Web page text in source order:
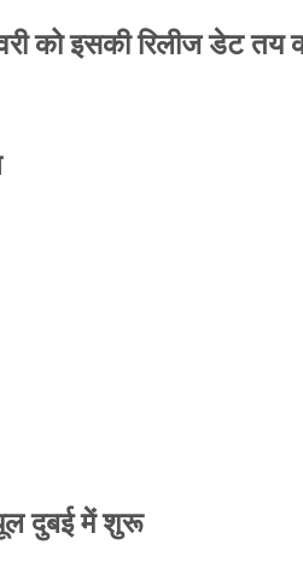
को इसकी रिलीज डेट तय
से मारने की
दुबई में शुरू